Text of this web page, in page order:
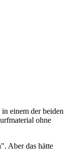
einem der beiden
ohne
Aber das hätte